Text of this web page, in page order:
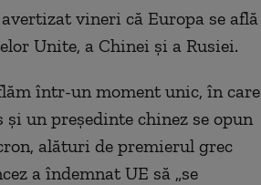
vineri că Europa se află
Unite, a Chinei și a Rusiei.
într-un moment unic, în care
un președinte chinez se opun
alături de premierul grec
a îndemnat UE să „se